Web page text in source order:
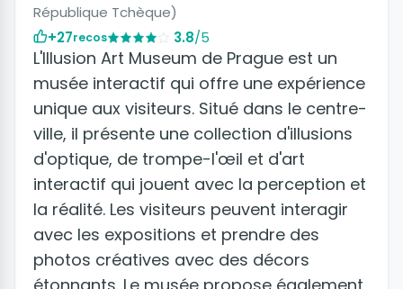
République Tchèque)
+27recos 3.8/5
L'Illusion Art Museum de Prague est un
musée interactif qui offre une expérience
unique aux visiteurs. Situé dans le centre-
ville, il présente une collection d'illusions
d'optique, de trompe-l'œil et d'art
interactif qui jouent avec la perception et
la réalité. Les visiteurs peuvent interagir
avec les expositions et prendre des
photos créatives avec des décors